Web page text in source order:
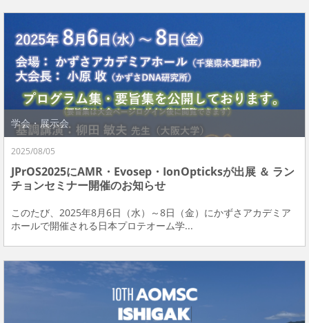
学会・展示会
2025/08/05
JPrOS2025にAMR・Evosep・IonOpticksが出展 ＆ ラン
チョンセミナー開催のお知らせ
このたび、2025年8月6日（水）～8日（金）にかずさアカデミア
ホールで開催される日本プロテオーム学...